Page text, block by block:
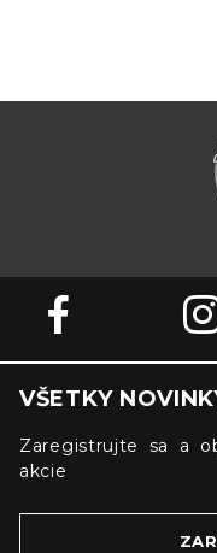
VŠETKY
Zaregistrujte sa a
akcie